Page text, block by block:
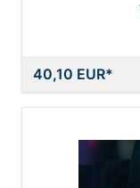
40,10 EUR